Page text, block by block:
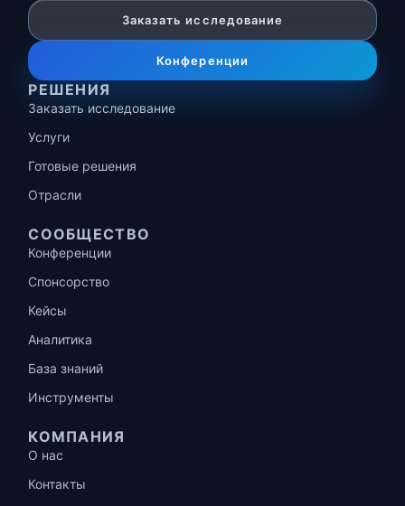
Заказать исследование
Конференции
РЕШЕНИЯ
Заказать исследование
Услуги
Готовые решения
Отрасли
СООБЩЕСТВО
Конференции
Спонсорство
Кейсы
Аналитика
База знаний
Инструменты
КОМПАНИЯ
О нас
Контакты